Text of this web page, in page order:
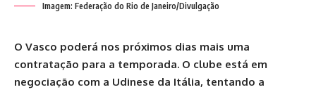
Imagem: Federação do Rio de Janeiro/Divulgação
O Vasco poderá nos próximos dias mais uma
contratação para a temporada. O clube está em
negociação com a Udinese da Itália, tentando a